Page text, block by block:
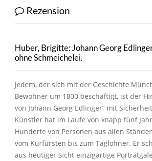
Rezension
Huber, Brigitte: Johann Georg
ohne Schmeichelei.
Jedem, der sich mit der Geschichte
Bewohner um 1800 beschäftigt, ist der
von Johann Georg Edlinger“ mit
Künstler hat im Laufe von knapp fünf
Hunderte von Personen aus allen
vom Kurfürsten bis zum Taglöhner. Er
aus heutiger Sicht einzigartige